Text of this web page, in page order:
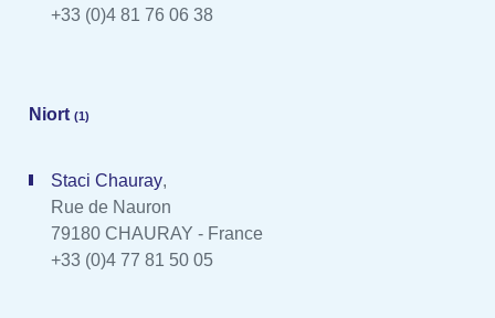
+33 (0)4 81 76 06 38
Niort (1)
Staci Chauray,
Rue de Nauron
79180 CHAURAY - France
+33 (0)4 77 81 50 05